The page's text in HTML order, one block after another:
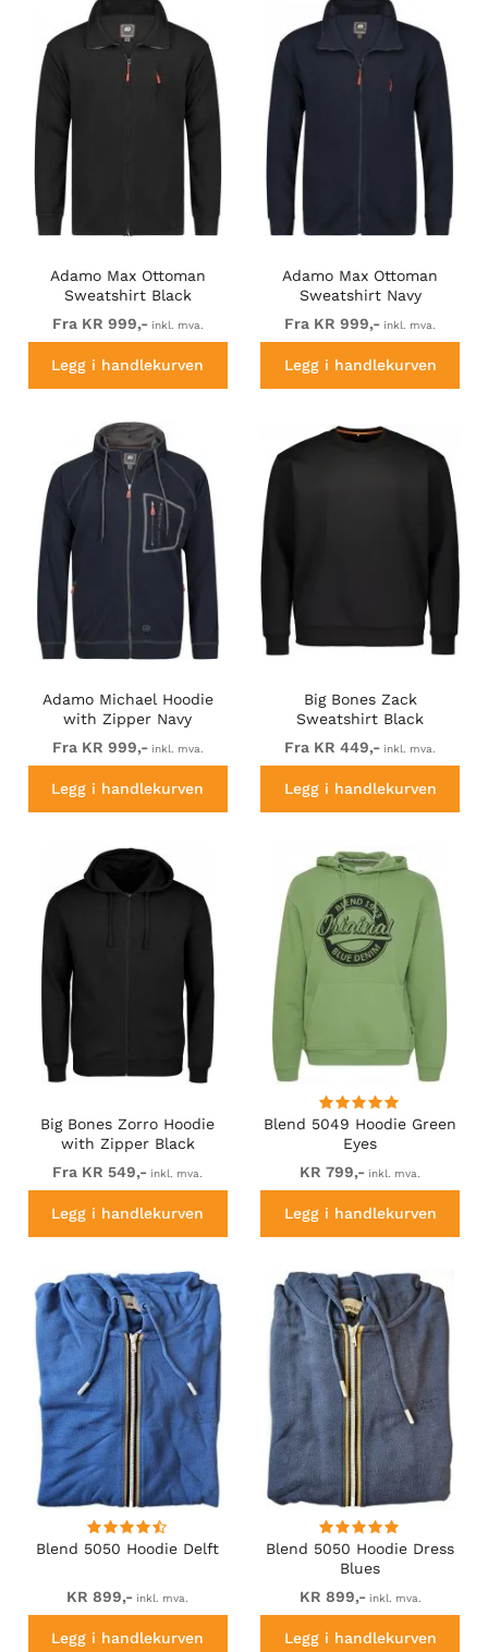
Adamo Max Ottoman
Sweatshirt Black
Fra KR 999,- inkl. mva.
Legg i handlekurven
Adamo Max Ottoman
Sweatshirt Navy
Fra KR 999,- inkl. mva.
Legg i handlekurven
Adamo Michael Hoodie
with Zipper Navy
Fra KR 999,- inkl. mva.
Legg i handlekurven
Big Bones Zack
Sweatshirt Black
Fra KR 449,- inkl. mva.
Legg i handlekurven
Big Bones Zorro Hoodie
with Zipper Black
Fra KR 549,- inkl. mva.
Legg i handlekurven
Blend 5049 Hoodie Green
Eyes
KR 799,- inkl. mva.
Legg i handlekurven
Blend 5050 Hoodie Delft
KR 899,- inkl. mva.
Legg i handlekurven
Blend 5050 Hoodie Dress
Blues
KR 899,- inkl. mva.
Legg i handlekurven